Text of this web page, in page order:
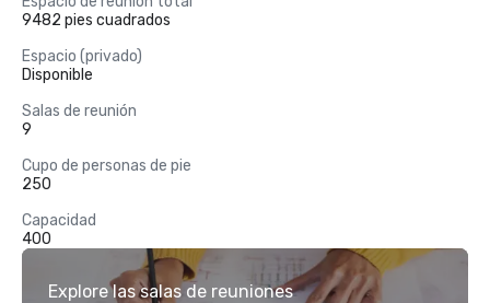
9482 pies cuadrados
Espacio (privado)
Disponible
Salas de reunión
9
Cupo de personas de pie
250
Capacidad
400
Explore las salas de reuniones